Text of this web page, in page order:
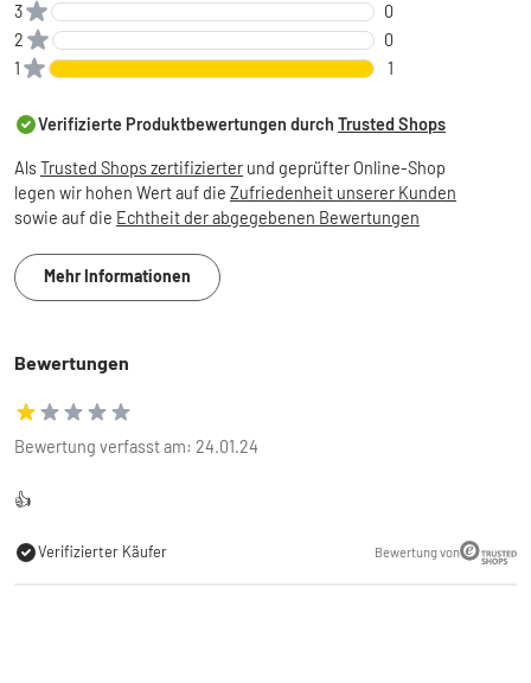
3
0
2
0
1
1
Verifizierte Produktbewertungen durch Trusted Shops
AlsTrusted Shops zertifizierter und geprüfter Online-Shop
legen wir hohen Wert auf die Zufriedenheit unserer Kunden
sowie auf die Echtheit der abgegebenen Bewertungen
Mehr Informationen
Bewertungen
Bewertung verfasst am: 24.01.24
👍
Verifizierter Käufer Bewertung von